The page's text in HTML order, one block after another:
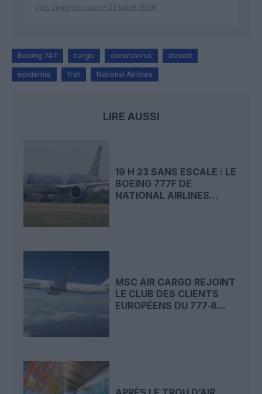
vols commerciaux le 23 juillet 2026
Boeing 747 cargo coronavirus desert
épidémie fret National Airlines
LIRE AUSSI
19 H 23 SANS ESCALE : LE
BOEING 777F DE
NATIONAL AIRLINES...
MSC AIR CARGO REJOINT
LE CLUB DES CLIENTS
EUROPÉENS DU 777‑8...